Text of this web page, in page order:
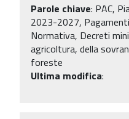
Parole chiave: PAC,
2023-2027,
Normativa, Decreti
agricoltura, della
foreste
Ultima modifica: